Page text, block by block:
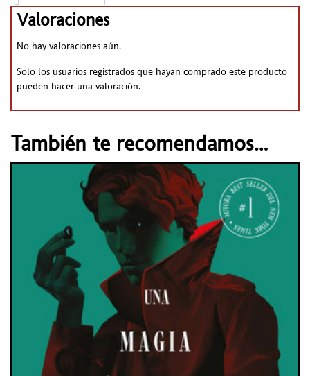
Valoraciones
No hay valoraciones aún.
Solo los usuarios registrados que hayan comprado este producto
pueden hacer una valoración.
También te recomendamos…